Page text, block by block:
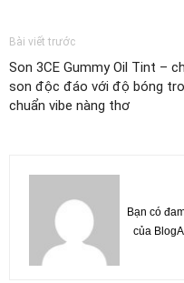
Bài viết trước
Son 3CE Gummy Oil Tint –
son độc đáo với độ bóng
chuẩn vibe nàng thơ
Bạn có
của